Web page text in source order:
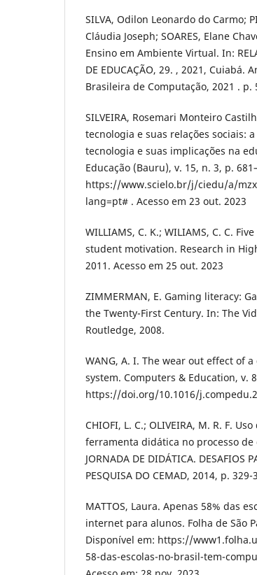
SILVA, Odilon Leonardo do Carmo;
Cláudia Joseph; SOARES, Elane
Ensino em Ambiente Virtual. In:
DE EDUCAÇÃO, 29. , 2021, Cuiabá.
Brasileira de Computação, 2021 . p.
SILVEIRA, Rosemari Monteiro
tecnologia e suas relações sociais:
tecnologia e suas implicações na
Educação (Bauru), v. 15, n. 3, p.
https://www.scielo.br/j/ciedu/a/
lang=pt# . Acesso em 23 out. 2023
WILLIAMS, C. K.; WILIAMS, C. C.
student motivation. Research in
2011. Acesso em 25 out. 2023
ZIMMERMAN, E. Gaming literacy:
the Twenty-First Century. In: The
Routledge, 2008.
WANG, A. I. The wear out effect of
system. Computers & Education, v.
https://doi.org/10.1016/
CHIOFI, L. C.; OLIVEIRA, M. R. F.
ferramenta didática no processo
JORNADA DE DIDÁTICA. DESAFIOS
PESQUISA DO CEMAD, 2014, p.
MATTOS, Laura. Apenas 58% das
internet para alunos. Folha de São
Disponível em: https://
58-das-escolas-no-brasil-tem-